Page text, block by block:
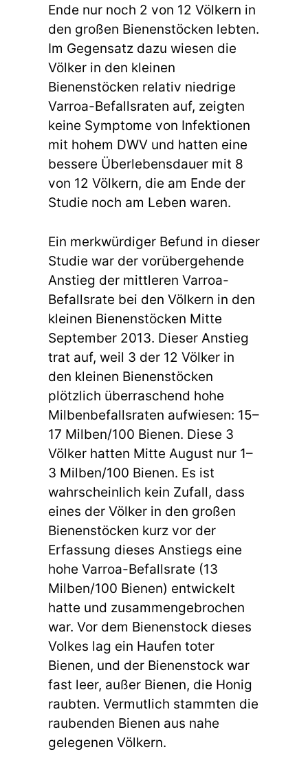
Ende nur noch 2 von 12 Völkern in
den großen Bienenstöcken lebten.
Im Gegensatz dazu wiesen die
Völker in den kleinen
Bienenstöcken relativ niedrige
Varroa-Befallsraten auf, zeigten
keine Symptome von Infektionen
mit hohem DWV und hatten eine
bessere Überlebensdauer mit 8
von 12 Völkern, die am Ende der
Studie noch am Leben waren.
Ein merkwürdiger Befund in dieser
Studie war der vorübergehende
Anstieg der mittleren Varroa-
Befallsrate bei den Völkern in den
kleinen Bienenstöcken Mitte
September 2013. Dieser Anstieg
trat auf, weil 3 der 12 Völker in
den kleinen Bienenstöcken
plötzlich überraschend hohe
Milbenbefallsraten aufwiesen: 15–
17 Milben/100 Bienen. Diese 3
Völker hatten Mitte August nur 1–
3 Milben/100 Bienen. Es ist
wahrscheinlich kein Zufall, dass
eines der Völker in den großen
Bienenstöcken kurz vor der
Erfassung dieses Anstiegs eine
hohe Varroa-Befallsrate (13
Milben/100 Bienen) entwickelt
hatte und zusammengebrochen
war. Vor dem Bienenstock dieses
Volkes lag ein Haufen toter
Bienen, und der Bienenstock war
fast leer, außer Bienen, die Honig
raubten. Vermutlich stammten die
raubenden Bienen aus nahe
gelegenen Völkern.